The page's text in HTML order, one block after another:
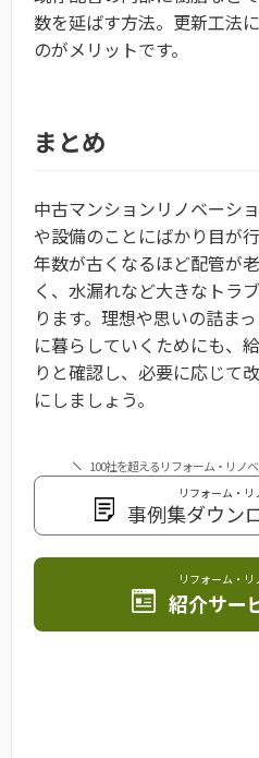
数を延ばす方法。更新工法
のがメリットです。
まとめ
中古マンションリノベーシ
や設備のことにばかり目が
年数が古くなるほど配管が
く、水漏れなど大きなトラ
ります。理想や思いの詰ま
に暮らしていくためにも、
りと確認し、必要に応じて
にしましょう。
100社を超えるリフォーム・リノ
リフォーム・リ
事例集ダウン
リフォーム・リ
紹介サー